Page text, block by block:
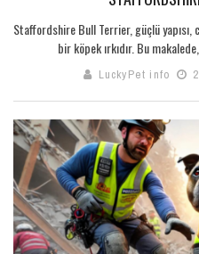
Staffordshire Bull Terrier, güçlü yapısı,
bir köpek ırkıdır. Bu
LuckyPet info